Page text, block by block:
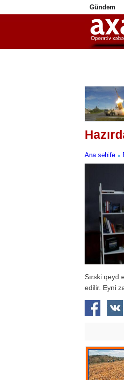
Gündəm
Ana səhifə
Sırski qeyd
edilir. Eyni